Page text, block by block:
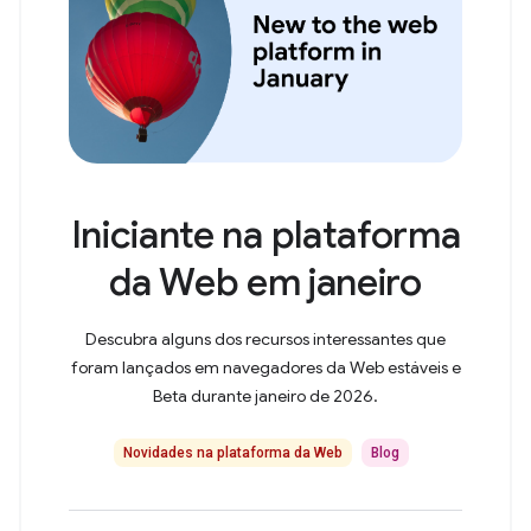
Iniciante na plataforma
da Web em janeiro
Descubra alguns dos recursos interessantes que
foram lançados em navegadores da Web estáveis e
Beta durante janeiro de 2026.
Novidades na plataforma da Web Blog